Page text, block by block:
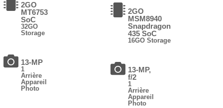
2GO
MT6753
SoC
32GO
Storage
13-MP
1
Arrière
Appareil
Photo
2GO
MSM8940
Snapdragon
435 SoC
16GO Storage
13-MP,
f/2
1
Arrière
Appareil
Photo